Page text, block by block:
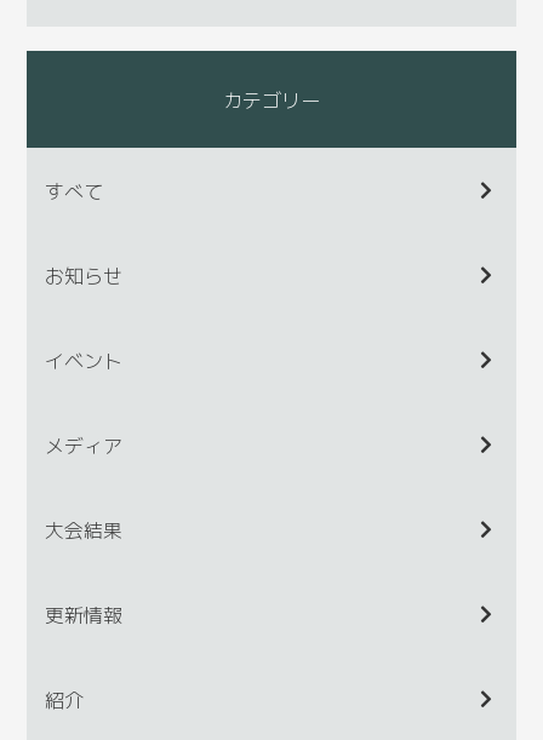
カテゴリー
すべて
お知らせ
イベント
メディア
大会結果
更新情報
紹介